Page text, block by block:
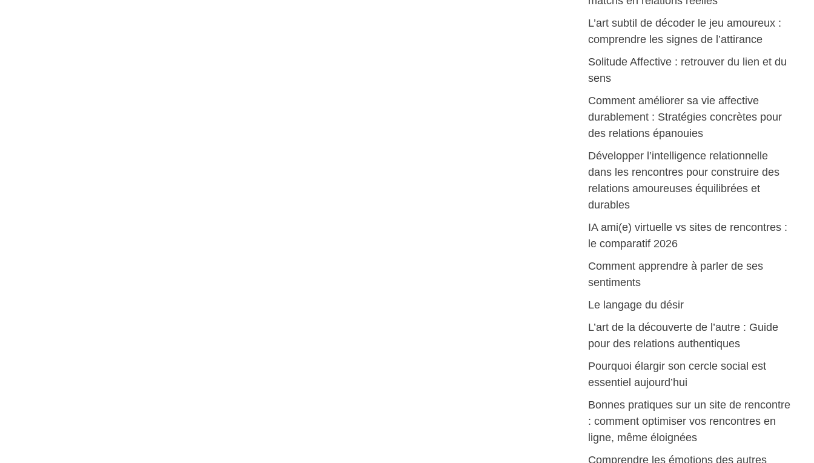
L’art subtil de décoder le jeu amoureux :
comprendre les signes de l’attirance
Solitude Affective : retrouver du lien et du
sens
Comment améliorer sa vie affective
durablement : Stratégies concrètes pour
des relations épanouies
Développer l’intelligence relationnelle
dans les rencontres pour construire des
relations amoureuses équilibrées et
durables
IA ami(e) virtuelle vs sites de rencontres :
le comparatif 2026
Comment apprendre à parler de ses
sentiments
Le langage du désir
L’art de la découverte de l’autre : Guide
pour des relations authentiques
Pourquoi élargir son cercle social est
essentiel aujourd’hui
Bonnes pratiques sur un site de rencontre
: comment optimiser vos rencontres en
ligne, même éloignées
Comprendre les émotions des autres